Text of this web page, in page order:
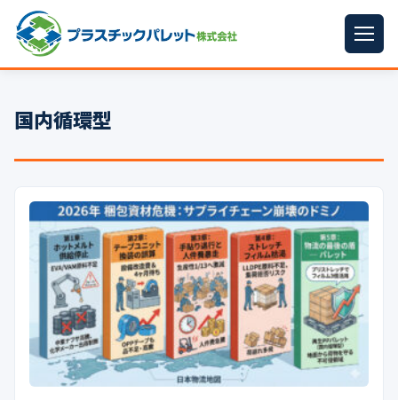
パレットサイズ
プラパレット ▼
コンテナ ▼
中古パレット
再生原料
梱包資材
イラン情勢まとめ
国内循環型